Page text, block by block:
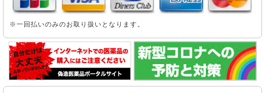
※一回払いのみのお取り扱いとなります。